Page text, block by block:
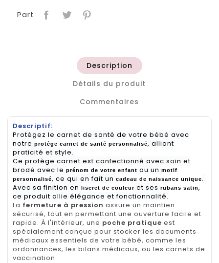
Part
Description
Détails du produit
Commentaires
Descriptif:
Protégez le carnet de santé de votre bébé avec
notre protège carnet de santé personnalisé, alliant
praticité et style.
Ce protège carnet est confectionné avec soin et
brodé avec le prénom de votre enfant ou un motif
personnalisé, ce qui en fait un cadeau de naissance unique.
Avec sa finition en liseret de couleur et ses rubans satin,
ce produit allie élégance et fonctionnalité.
La fermeture à pression assure un maintien
sécurisé, tout en permettant une ouverture facile et
rapide. À l'intérieur, une poche pratique est
spécialement conçue pour stocker les documents
médicaux essentiels de votre bébé, comme les
ordonnances, les bilans médicaux, ou les carnets de
vaccination.